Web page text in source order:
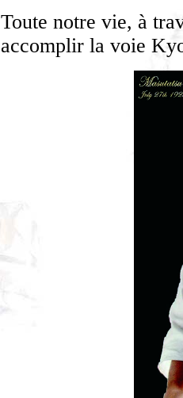
Toute notre vie, à
accomplir la voie